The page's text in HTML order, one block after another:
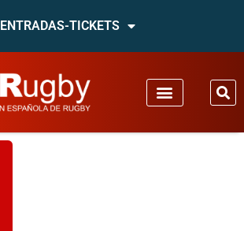
ENTRADAS-TICKETS